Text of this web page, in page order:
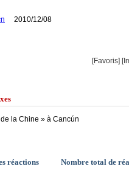
2010/12/08
[Favoris] [
la Chine » à Cancún
réactions Nombre total de